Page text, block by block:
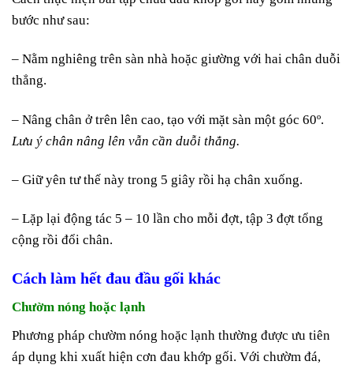
bước như sau:
– Nằm nghiêng trên sàn nhà hoặc giường với hai chân duỗi
thẳng.
– Nâng chân ở trên lên cao, tạo với mặt sàn một góc 60º.
Lưu ý chân nâng lên vẫn cần duỗi thẳng.
– Giữ yên tư thế này trong 5 giây rồi hạ chân xuống.
– Lặp lại động tác 5 – 10 lần cho mỗi đợt, tập 3 đợt tổng
cộng rồi đổi chân.
Cách làm hết đau đầu gối khác
Chườm nóng hoặc lạnh
Phương pháp chườm nóng hoặc lạnh thường được ưu tiên
áp dụng khi xuất hiện cơn đau khớp gối. Với chườm đá,